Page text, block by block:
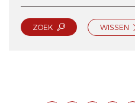
ZOEK WISSEN